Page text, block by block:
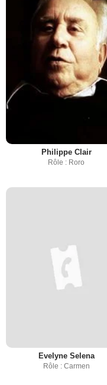
Philippe Clair
Rôle : Roro
Evelyne Selena
Rôle : Carmen